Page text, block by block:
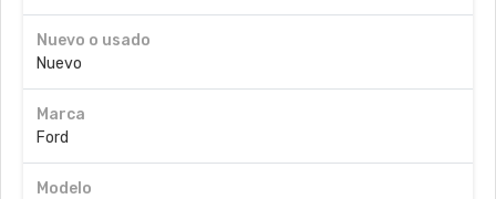
Nuevo o usado
Nuevo
Marca
Ford
Modelo